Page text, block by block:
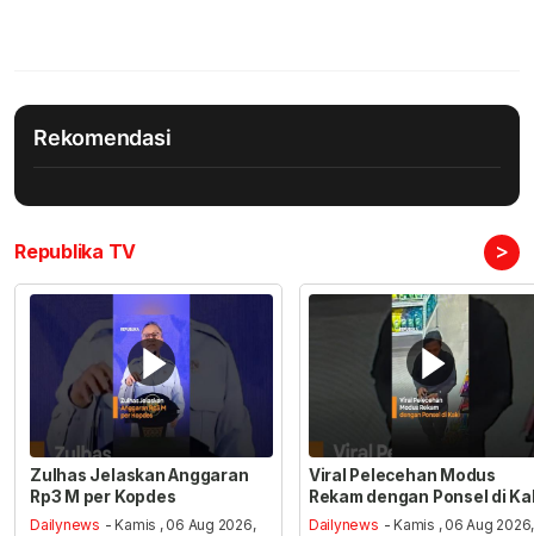
Rekomendasi
Republika TV >
Zulhas Jelaskan Anggaran
Rp3 M per Kopdes
Dailynews - Kamis , 06 Aug 2026,
Viral Pelecehan Modus
Rekam dengan Ponsel di
Dailynews - Kamis , 06 Aug 2026,